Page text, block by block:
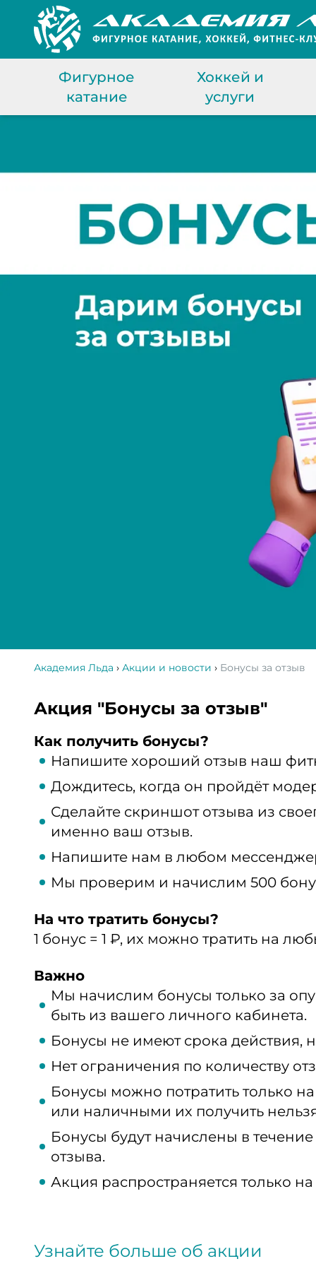
Фигурное
катание
Хоккей и
услуги
Академия Льда › Акции и новости › Бонусы за отзыв
Акция "Бонусы за отзыв"
Как получить бонусы?
Напишите хороший отзыв наш
Дождитесь, когда он пройдёт
Сделайте скриншот отзыва из
именно ваш отзыв.
Напишите нам в любом
Мы проверим и начислим 500
На что тратить бонусы?
1 бонус = 1 ₽, их можно тратить на
Важно
Мы начислим бонусы только за
быть из вашего личного кабинета.
Бонусы не имеют срока действия,
Нет ограничения по количеству
Бонусы можно потратить только
или наличными их получить
Бонусы будут начислены в
отзыва.
Акция распространяется только
Узнайте больше об акции